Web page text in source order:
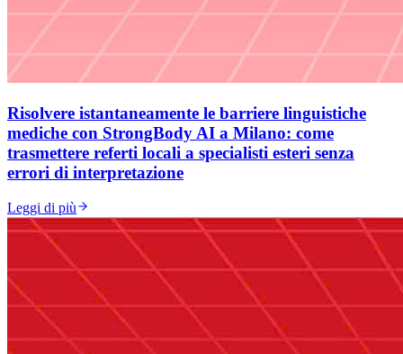
Risolvere istantaneamente le barriere linguistiche
mediche con StrongBody AI a Milano: come
trasmettere referti locali a specialisti esteri senza
errori di interpretazione
Leggi di più